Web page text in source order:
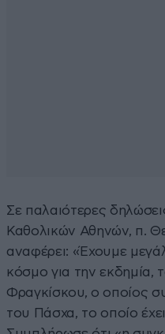
Σε παλαιότερες
Καθολικών Αθηνών, π.
αναφέρει: «Έχουμε
κόσμο για την εκδημία,
Φραγκίσκου, ο οποίος
του Πάσχα, το οποίο